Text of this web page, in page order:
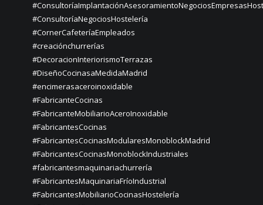
#ConsultoríaNegociosHostelería
#CornerCafeteríaEmpleados
#creaciónchurrerías
#DecoracionInteriorismoTerrazas
#DiseñoCocinasaMedidaMadrid
#encimerasaceroinoxidable
#FabricanteCocinas
#FabricanteMobiliarioAceroInoxidable
#FabricantesCocinas
#FabricantesCocinasModularesMonoblockMadrid
#FabricantesCocinasMonoblockIndustriales
#fabricantesmaquinariachurrería
#FabricantesMaquinariaFríoIndustrial
#FabricantesMobiliarioCocinasHostelería